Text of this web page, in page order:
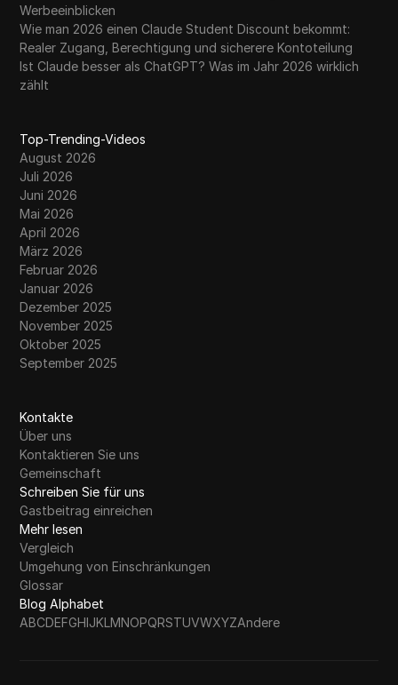
Werbeeinblicken
Wie man 2026 einen Claude Student Discount bekommt:
Realer Zugang, Berechtigung und sicherere Kontoteilung
Ist Claude besser als ChatGPT? Was im Jahr 2026 wirklich
zählt
Top-Trending-Videos
August 2026
Juli 2026
Juni 2026
Mai 2026
April 2026
März 2026
Februar 2026
Januar 2026
Dezember 2025
November 2025
Oktober 2025
September 2025
Kontakte
Über uns
Kontaktieren Sie uns
Gemeinschaft
Schreiben Sie für uns
Gastbeitrag einreichen
Mehr lesen
Vergleich
Umgehung von Einschränkungen
Glossar
Blog Alphabet
ABCDEFGHIJKLMNOPQRSTUVWXYZAndere